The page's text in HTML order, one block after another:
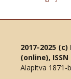
2017-2025
(online),
Alapítva 1871-